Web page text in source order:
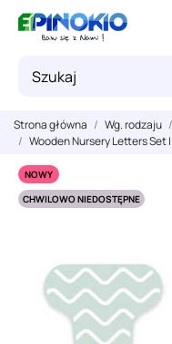
Strona główna Wg. rodzaju
Wooden Nursery Letters Set I
NOWY
CHWILOWO NIEDOSTĘPNE